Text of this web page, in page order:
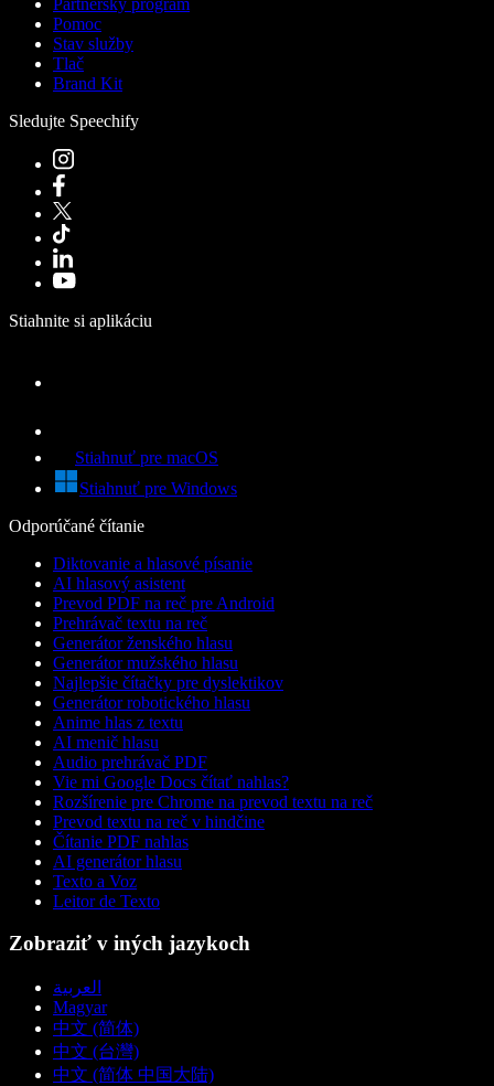
Pomoc
Stav služby
Tlač
Brand Kit
Sledujte Speechify
Stiahnite si aplikáciu
Stiahnuť pre macOS
Stiahnuť pre Windows
Odporúčané čítanie
Diktovanie a hlasové písanie
AI hlasový asistent
Prevod PDF na reč pre Android
Prehrávač textu na reč
Generátor ženského hlasu
Generátor mužského hlasu
Najlepšie čítačky pre dyslektikov
Generátor robotického hlasu
Anime hlas z textu
AI menič hlasu
Audio prehrávač PDF
Vie mi Google Docs čítať nahlas?
Rozšírenie pre Chrome na prevod textu na reč
Prevod textu na reč v hindčine
Čítanie PDF nahlas
AI generátor hlasu
Texto a Voz
Leitor de Texto
Zobraziť v iných jazykoch
العربية
Magyar
中文 (简体)
中文 (台灣)
中文 (简体 中国大陆)